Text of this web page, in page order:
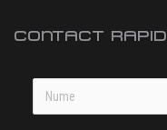
CONTACT RAPID